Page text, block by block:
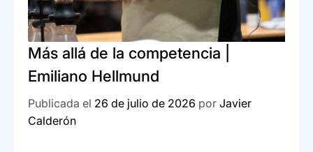
Más allá de la competencia |
Emiliano Hellmund
Publicada el 26 de julio de 2026 por Javier
Calderón